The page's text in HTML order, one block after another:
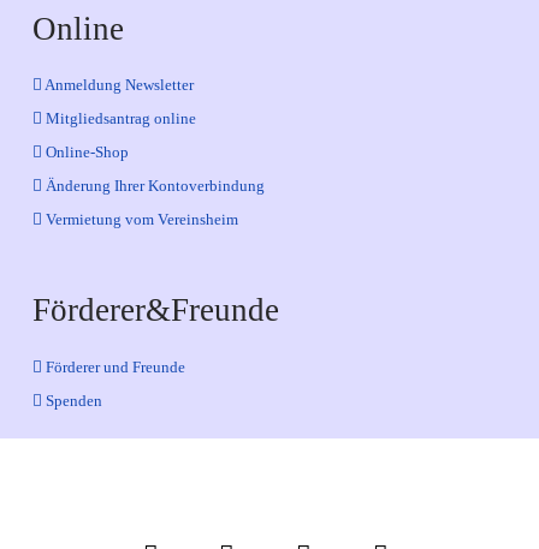
Online
Anmeldung Newsletter
Mitgliedsantrag online
Online-Shop
Änderung Ihrer Kontoverbindung
Vermietung vom Vereinsheim
Förderer&Freunde
Förderer und Freunde
Spenden